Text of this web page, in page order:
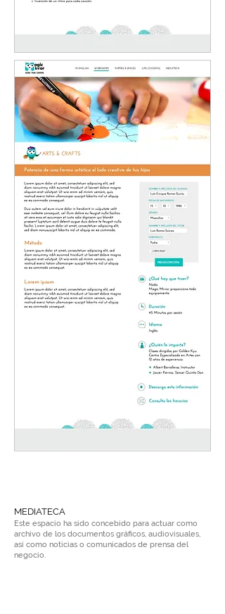
MEDIATECA
Este espacio ha sido concebido para actuar como
archivo de los documentos gráficos, audiovisuales,
así como noticias o comunicados de prensa del
negocio.